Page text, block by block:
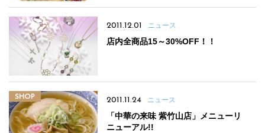
2011.12.01 ニュース
店内全商品15～30%OFF！！
SHOP 2011.11.24 ニュース
「中華の来味 紫竹山店」メニューリ
ニューアル!!